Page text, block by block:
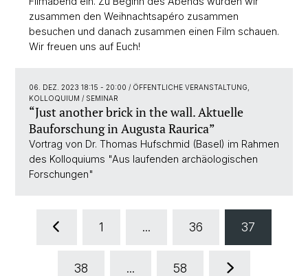
zusammen den Weihnachtsapéro zusammen
besuchen und danach zusammen einen Film schauen.
Wir freuen uns auf Euch!
06. DEZ. 2023 18:15 - 20:00 / ÖFFENTLICHE VERANSTALTUNG,
KOLLOQUIUM / SEMINAR
“Just another brick in the wall. Aktuelle
Bauforschung in Augusta Raurica”
Vortrag von Dr. Thomas Hufschmid (Basel) im Rahmen
des Kolloquiums "Aus laufenden archäologischen
Forschungen"
1 ... 36 37
38 ... 58